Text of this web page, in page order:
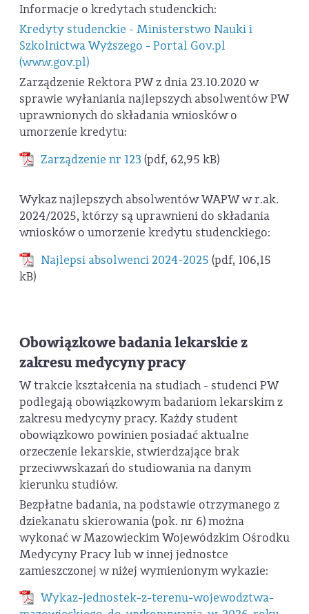
Informacje o kredytach studenckich:
Kredyty studenckie - Ministerstwo Nauki i
Szkolnictwa Wyższego - Portal Gov.pl
(www.gov.pl)
Zarządzenie Rektora PW z dnia 23.10.2020 w
sprawie wyłaniania najlepszych absolwentów PW
uprawnionych do składania wniosków o
umorzenie kredytu:
Zarządzenie nr 123 (pdf, 62,95 kB)
Wykaz najlepszych absolwentów WAPW w r.ak.
2024/2025, którzy są uprawnieni do składania
wniosków o umorzenie kredytu studenckiego:
Najlepsi absolwenci 2024-2025 (pdf, 106,15
kB)
Obowiązkowe badania lekarskie z
zakresu medycyny pracy
W trakcie kształcenia na studiach - studenci PW
podlegają obowiązkowym badaniom lekarskim z
zakresu medycyny pracy. Każdy student
obowiązkowo powinien posiadać aktualne
orzeczenie lekarskie, stwierdzające brak
przeciwwskazań do studiowania na danym
kierunku studiów.
Bezpłatne badania, na podstawie otrzymanego z
dziekanatu skierowania (pok. nr 6) można
wykonać w Mazowieckim Wojewódzkim Ośrodku
Medycyny Pracy lub w innej jednostce
zamieszczonej w niżej wymienionym wykazie:
Wykaz-jednostek-z-terenu-wojewodztwa-